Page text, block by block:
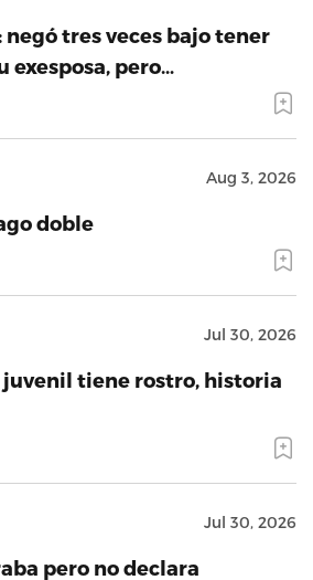
negó tres veces bajo tener
exesposa, pero…
Aug 3, 2026
doble
Jul 30, 2026
tiene rostro, historia
Jul 30, 2026
pero no declara